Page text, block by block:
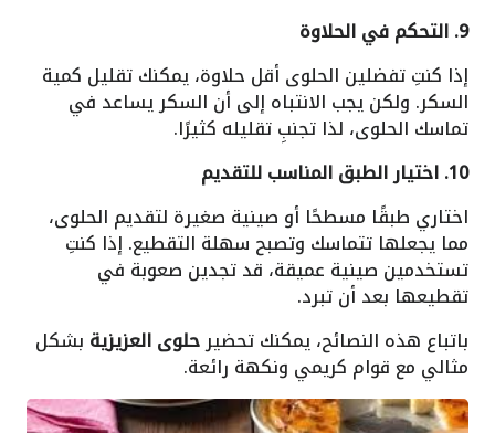
9. التحكم في الحلاوة
إذا كنتِ تفضلين الحلوى أقل حلاوة، يمكنك تقليل كمية
السكر. ولكن يجب الانتباه إلى أن السكر يساعد في
تماسك الحلوى، لذا تجنبِ تقليله كثيرًا.
10. اختيار الطبق المناسب للتقديم
اختاري طبقًا مسطحًا أو صينية صغيرة لتقديم الحلوى،
مما يجعلها تتماسك وتصبح سهلة التقطيع. إذا كنتِ
تستخدمين صينية عميقة، قد تجدين صعوبة في
تقطيعها بعد أن تبرد.
باتباع هذه النصائح، يمكنك تحضيرحلوى العزيزية بشكل
مثالي مع قوام كريمي ونكهة رائعة.